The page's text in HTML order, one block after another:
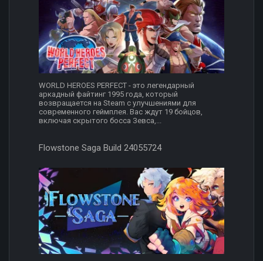
WORLD HEROES PERFECT - это легендарный
аркадный файтинг 1995 года, который
возвращается на Steam с улучшениями для
современного геймплея. Вас ждут 19 бойцов,
включая скрытого босса Зевса,...
Flowstone Saga Build 24055724